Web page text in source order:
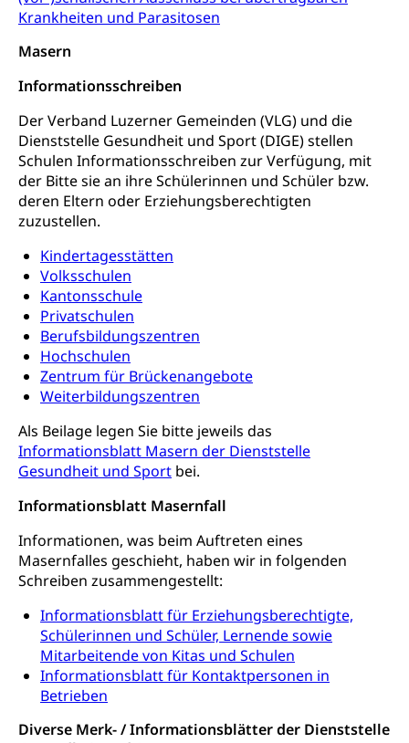
Krankheiten und Parasitosen
Masern
Informationsschreiben
Der Verband Luzerner Gemeinden (VLG) und die
Dienststelle Gesundheit und Sport (DIGE) stellen
Schulen Informationsschreiben zur Verfügung, mit
der Bitte sie an ihre Schülerinnen und Schüler bzw.
deren Eltern oder Erziehungsberechtigten
zuzustellen.
Kindertagesstätten
Volksschulen
Kantonsschule
Privatschulen
Berufsbildungszentren
Hochschulen
Zentrum für Brückenangebote
Weiterbildungszentren
Als Beilage legen Sie bitte jeweils das
Informationsblatt Masern der Dienststelle
Gesundheit und Sport bei.
Informationsblatt Masernfall
Informationen, was beim Auftreten eines
Masernfalles geschieht, haben wir in folgenden
Schreiben zusammengestellt:
Informationsblatt für Erziehungsberechtigte,
Schülerinnen und Schüler, Lernende sowie
Mitarbeitende von Kitas und Schulen
Informationsblatt für Kontaktpersonen in
Betrieben
Diverse Merk- / Informationsblätter der Dienststelle
Luzern)
Kranken- und Unfallversicherung
Lebensmittelhygiene, Produktesicherheit
Trinkwasser
Lebensmittel
Prävention
Gesundheitsvorsorge, Wellness, Unfallverhütung,
Suchtprävention, Alkoholprävention,
Tabakprävention, Primärprävention,
Sekundärprävention, Tertiärprävention
Darmkrebsvorsorge
Kantonales Tabakpräventionsprogramm
Gesundheitsförderung
Prävention (Polizei)
Suchtprävention
Gesundheitsversorgung
Soziale Sicherheit
Sozialversicherungen, Sozialpolitik,
Arbeitslosenversicherung,
Mutterschaftsversicherung, Krankenversicherung,
Unfallversicherung, Invalidenversicherung,
Sozialhilfe
Kranken- und Unfallversicherung
(gruezi.lu.ch)
Krankenversicherung (WAS Luzern)
Existenzsicherung - Sozialhilfe
Soziales und Gesellschaft (Dienststelle)
Opferhilfe
Arbeitslosenversicherung (WAS Luzern)
Invalidenversicherung (WAS Luzern)
Soziale Sicherheit
Sucht und Drogen
Medikamentenabhängigkeit,
Arzneimittelabhängigkeit, Suchtkrankheit,
Drogenabhängige, Drogensüchtige,
Drogen (Polizei)
Sucht
Gesundheitsversorgung, Spital, Pflegeinitiative,
Ambulant vor stationär, AVOS, Patientendossier
Gesundheitsversorgung
AHV / IV
Altersrente, Invalidenrente, Witwenrente,
Sozialversicherung, Vorsorgeeinrichtung,
Pensionskasse, erste Säule, zweite Säule, dritte
Säule, Hilflosenentschädigung,
Todesfallversicherung